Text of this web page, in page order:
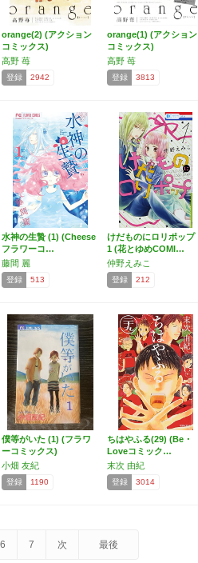
orange(2) (アクション
コミックス)
高野 苺
登録 2942
orange(1) (アクション
コミックス)
高野 苺
登録 3813
水神の生贄 (1) (Cheese
フラワーコ…
藤間 麗
登録 513
けだものにロリポップ
1 (花とゆめCOMI…
仲野えみこ
登録 212
僕等がいた (1) (フラワ
ーコミックス)
小畑 友紀
登録 1190
ちはやふる(29) (Be・
Loveコミック…
末次 由紀
登録 3014
6 7 次 最後